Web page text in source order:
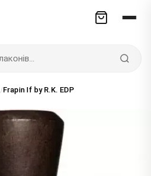
/Frapin If by R.K. EDP